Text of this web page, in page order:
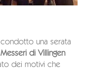
una serata
di Villingen
dei motivi che